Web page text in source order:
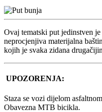
Ovaj tematski put jedinstven
neprocjenjiva materijalna
kojih je svaka zidana
UPOZORENJA:
Staza se vozi dijelom
Obavezna MTB bicikla.